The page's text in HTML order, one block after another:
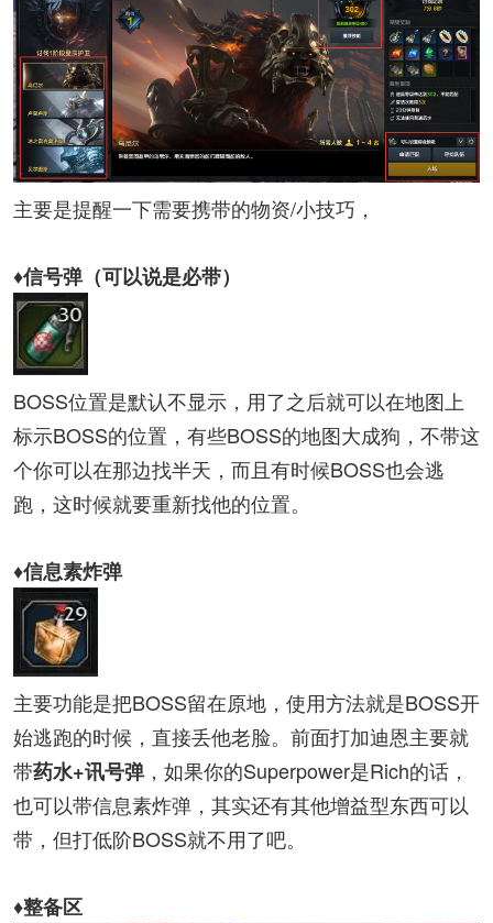
主要是提醒一下需要携带的物资/小技巧，
♦信号弹（可以说是必带）
BOSS位置是默认不显示，用了之后就可以在地图上
标示BOSS的位置，有些BOSS的地图大成狗，不带这
个你可以在那边找半天，而且有时候BOSS也会逃
跑，这时候就要重新找他的位置。
♦信息素炸弹
主要功能是把BOSS留在原地，使用方法就是BOSS开
始逃跑的时候，直接丢他老脸。前面打加迪恩主要就
带药水+讯号弹，如果你的Superpower是Rich的话，
也可以带信息素炸弹，其实还有其他增益型东西可以
带，但打低阶BOSS就不用了吧。
♦整备区